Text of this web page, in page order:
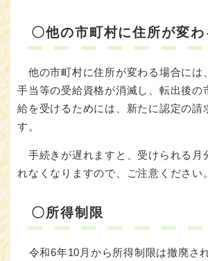
〇他の市町村に住所が変わ
他の市町村に住所が変わる場合には
手当等の受給資格が消滅し、転出後の
給を受けるためには、新たに認定の請
す。
手続きが遅れますと、受けられる月
れなくなりますので、ご注意ください。
〇所得制限
令和6年10月から所得制限は撤廃さ